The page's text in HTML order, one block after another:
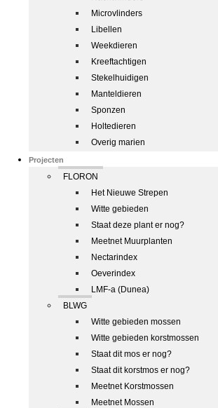
Microvlinders
Libellen
Weekdieren
Kreeftachtigen
Stekelhuidigen
Manteldieren
Sponzen
Holtedieren
Overig marien
Projecten
FLORON
Het Nieuwe Strepen
Witte gebieden
Staat deze plant er nog?
Meetnet Muurplanten
Nectarindex
Oeverindex
LMF-a (Dunea)
BLWG
Witte gebieden mossen
Witte gebieden korstmossen
Staat dit mos er nog?
Staat dit korstmos er nog?
Meetnet Korstmossen
Meetnet Mossen